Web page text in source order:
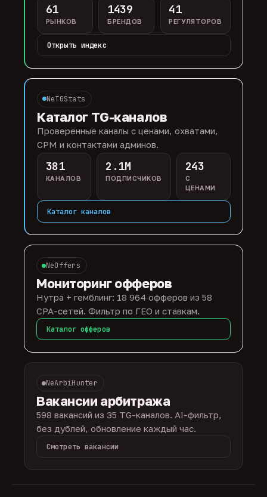
61
РЫНКОВ
1439
БРЕНДОВ
41
РЕГУЛЯТОРОВ
Открыть индекс
NeTGStats
Каталог TG-каналов
Проверенные каналы с ценами, охватами,
CPM и контактами админов.
381
КАНАЛОВ
2.1M
ПОДПИСЧИКОВ
243
С
ЦЕНАМИ
Каталог каналов
NeOffers
Мониторинг офферов
Нутра + гемблинг: 18 964 офферов из 58
CPA-сетей. Фильтр по ГЕО и ставкам.
Каталог офферов
NeArbiHunter
Вакансии арбитража
598 вакансий из 35 TG-каналов. AI-фильтр,
без дублей, обновление каждый час.
Смотреть вакансии